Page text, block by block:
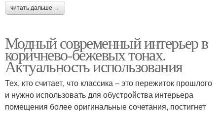
читать дальше →
Модный современный интерьер в
коричнево-бежевых тонах.
Актуальность использования
Тех, кто считает, что классика – это пережиток прошлого
и нужно использовать для обустройства интерьера
помещения более оригинальные сочетания, постигнет